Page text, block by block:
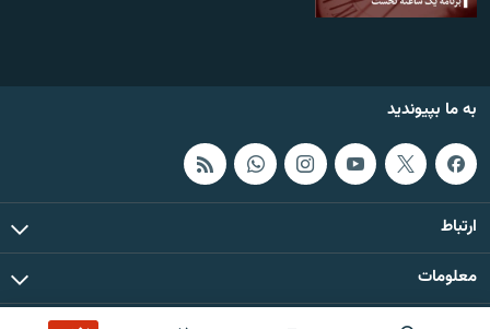
به ما بپیوندید
ارتباط
معلومات